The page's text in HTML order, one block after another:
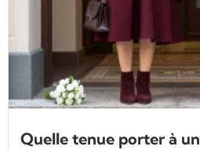
Quelle tenue porter à